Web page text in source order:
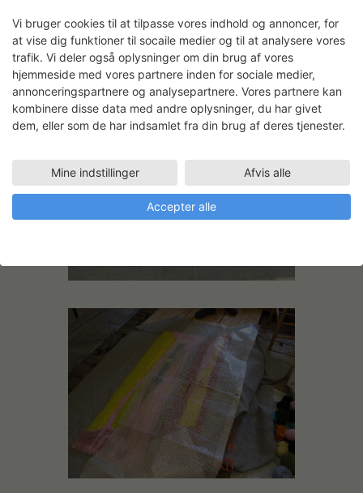
Vi bruger cookies til at tilpasse vores indhold og annoncer, for
at vise dig funktioner til socaile medier og til at analysere vores
trafik. Vi deler også oplysninger om din brug af vores
hjemmeside med vores partnere inden for sociale medier,
annonceringspartnere og analysepartnere. Vores partnere kan
kombinere disse data med andre oplysninger, du har givet
dem, eller som de har indsamlet fra din brug af deres tjenester.
Mine indstillinger Afvis alle
Accepter alle